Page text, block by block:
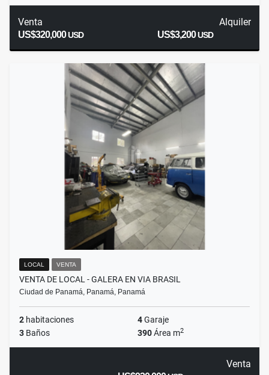
Venta
US$320,000USD
Alquiler
US$3,200USD
LOCAL VENTA
VENTA DE LOCAL - GALERA EN VIA BRASIL
Ciudad de Panamá, Panamá, Panamá
2 habitaciones 4Garaje
3 Baños 390Área m2
Venta